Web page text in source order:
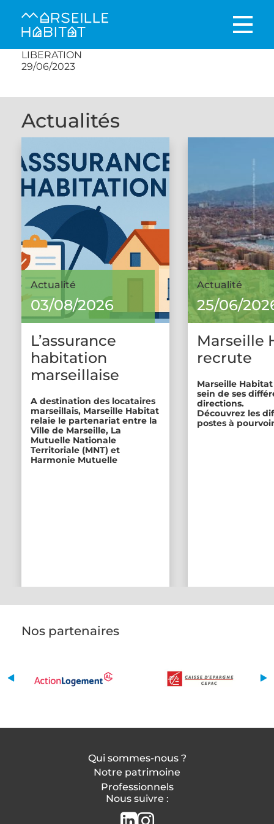
LIBERATION
29/06/2023
Actualités
Actualité
03/08/2026
L’assurance
habitation
marseillaise
A destination des locataires
marseillais, Marseille Habitat
relaie le partenariat entre la
Ville de Marseille, La
Mutuelle Nationale
Territoriale (MNT) et
Harmonie Mutuelle
Actualité
25/06/
Marseille
recrute
Marseille
sein de ses
directions.
Découvrez les
postes à
Nos partenaires
Qui sommes-nous ?
Notre patrimoine
Professionnels
Nous suivre :